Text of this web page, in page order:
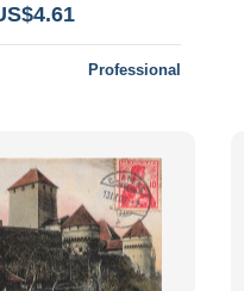
Professional